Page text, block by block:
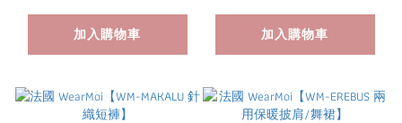
加入購物車 加入購物車